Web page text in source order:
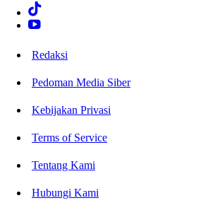
Redaksi
Pedoman Media Siber
Kebijakan Privasi
Terms of Service
Tentang Kami
Hubungi Kami